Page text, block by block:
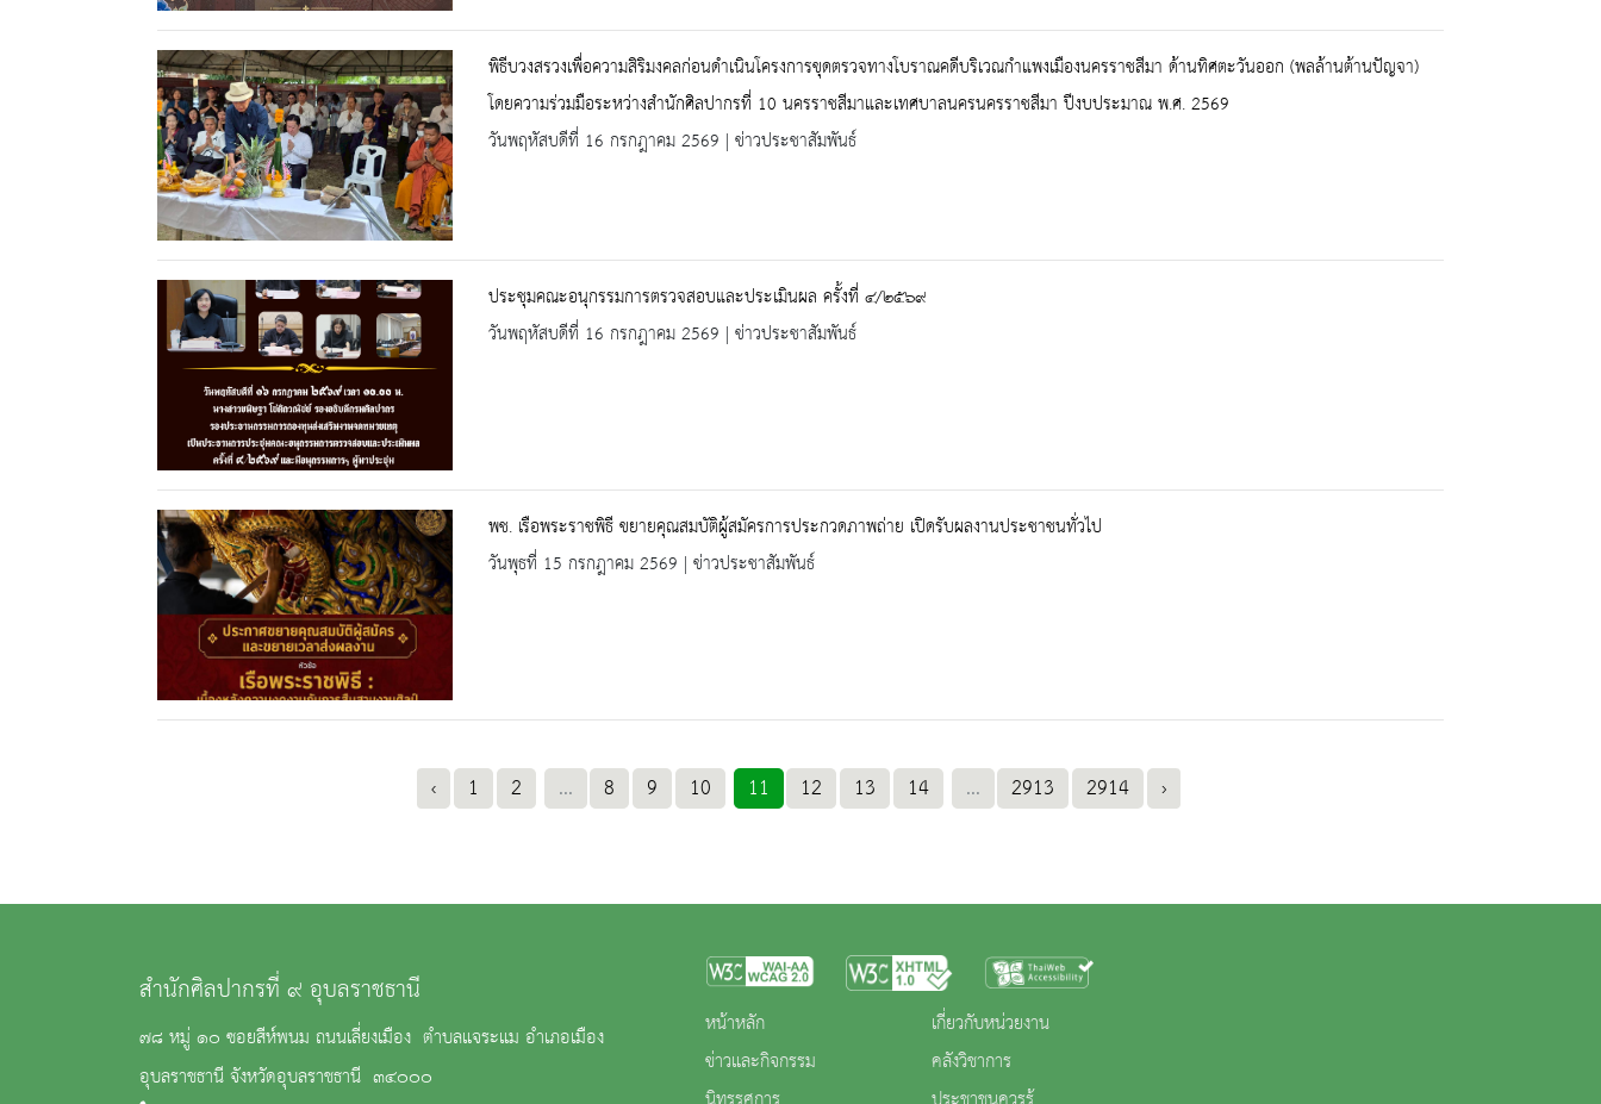
พิธีบวงสรวงเพื่อความสิริมงคลก่อนดำเนินโครงการขุดตรวจทางโบราณคดีบริเวณกำแพงเมืองนครราชสีมา ด้านทิศตะวันออก (พลล้านต้านปัญจา)
โดยความร่วมมือระหว่างสำนักศิลปากรที่ 10 นครราชสีมาและเทศบาลนครนครราชสีมา ปีงบประมาณ พ.ศ. 2569
วันพฤหัสบดีที่ 16 กรกฎาคม 2569 | ข่าวประชาสัมพันธ์
ประชุมคณะอนุกรรมการตรวจสอบและประเมินผล ครั้งที่ ๔/๒๕๖๙
วันพฤหัสบดีที่ 16 กรกฎาคม 2569 | ข่าวประชาสัมพันธ์
พช. เรือพระราชพิธี ขยายคุณสมบัติผู้สมัครการประกวดภาพถ่าย เปิดรับผลงานประชาชนทั่วไป
วันพุธที่ 15 กรกฎาคม 2569 | ข่าวประชาสัมพันธ์
‹ 1 2 ... 8 9 10 11 12 13 14 ... 2913 2914 ›
สำนักศิลปากรที่ ๙ อุบลราชธานี
๗๘ หมู่ ๑๐ ซอยสีห์พนม ถนนเลี่ยงเมือง ตำบลแจระแม อำเภอเมือง
อุบลราชธานี จังหวัดอุบลราชธานี ๓๔๐๐๐
หน้าหลัก
ข่าวและกิจกรรม
เกี่ยวกับหน่วยงาน
คลังวิชาการ